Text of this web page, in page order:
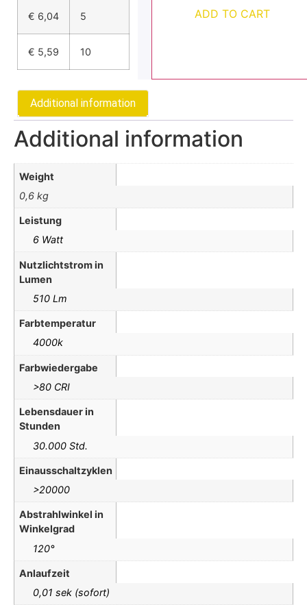
€ 6,04 5
€ 5,59 10
ADD TO CART
Additional information
Additional information
Weight
0,6 kg
Leistung
6 Watt
Nutzlichtstrom in
Lumen
510 Lm
Farbtemperatur
4000k
Farbwiedergabe
>80 CRI
Lebensdauer in
Stunden
30.000 Std.
Einausschaltzyklen
>20000
Abstrahlwinkel in
Winkelgrad
120°
Anlaufzeit
0,01 sek (sofort)